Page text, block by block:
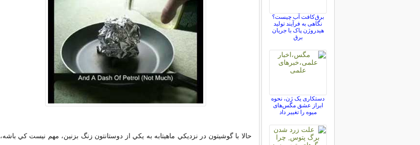
حالا با گوشيتون در نزديکي ماهيتابه به يکي از دوستانتون زنگ بزنين، مهم نيست کي باشه،
برق‌کافت آب چیست؟
نگاهی به فرآیند تولید
هیدروژن پاک با جریان
برق
دستکاری یک ژن، نحوه
ابراز عشق مگس‌های
میوه را تغییر داد